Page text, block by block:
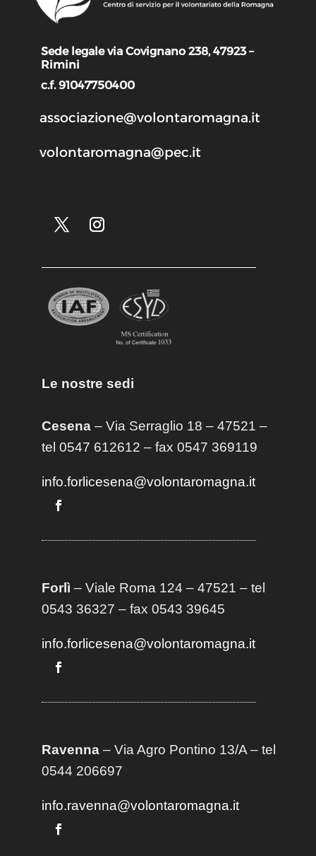
Sede legale via Covignano 238, 47923 –
Rimini
c.f. 91047750400
associazione@volontaromagna.it
volontaromagna@pec.it
Le nostre sedi
Cesena– Via Serraglio 18 – 47521 –
tel 0547 612612 – fax 0547 369119
info.forlicesena@volontaromagna.it
Forlì – Viale Roma 124 – 47521 – tel
0543 36327 – fax 0543 39645
info.forlicesena@volontaromagna.it
Ravenna– Via Agro Pontino 13/A– tel
0544 206697
info.ravenna@volontaromagna.it